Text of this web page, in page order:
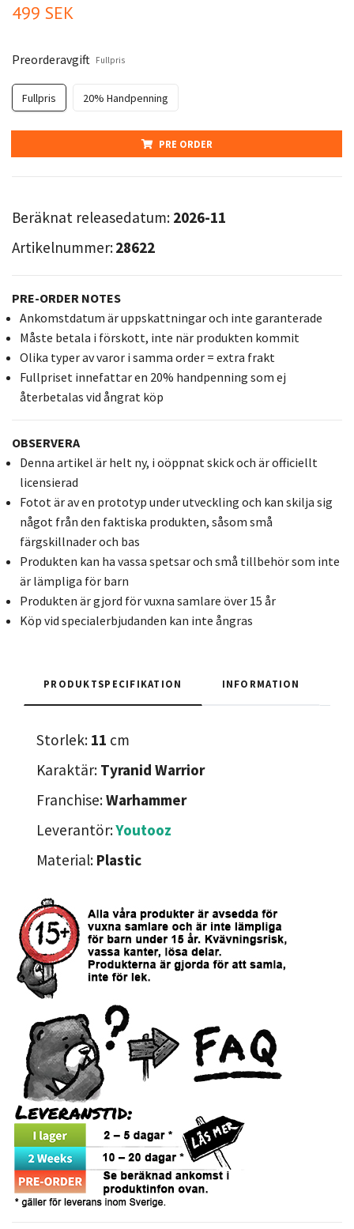
499 SEK
Preorderavgift Fullpris
Fullpris 20% Handpenning
PRE ORDER
Beräknat releasedatum: 2026-11
Artikelnummer:28622
PRE-ORDER NOTES
Ankomstdatum är uppskattningar och inte garanterade
Måste betala i förskott, inte när produkten kommit
Olika typer av varor i samma order = extra frakt
Fullpriset innefattar en 20% handpenning som ej
återbetalas vid ångrat köp
OBSERVERA
Denna artikel är helt ny, i oöppnat skick och är officiellt
licensierad
Fotot är av en prototyp under utveckling och kan skilja sig
något från den faktiska produkten, såsom små
färgskillnader och bas
Produkten kan ha vassa spetsar och små tillbehör som inte
är lämpliga för barn
Produkten är gjord för vuxna samlare över 15 år
Köp vid specialerbjudanden kan inte ångras
PRODUKTSPECIFIKATION INFORMATION
Storlek: 11 cm
Karaktär: Tyranid Warrior
Franchise:Warhammer
Leverantör:Youtooz
Material: Plastic